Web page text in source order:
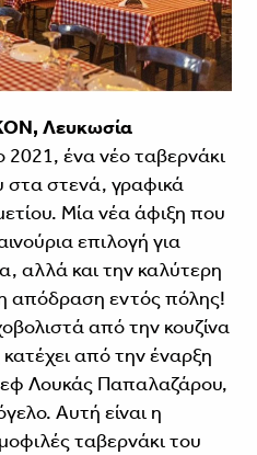
Λευκωσία
2021, ένα νέο ταβερνάκι
στα στενά, γραφικά
Μία νέα άφιξη που
επιλογή για
αλλά και την καλύτερη
απόδραση εντός πόλης!
από την κουζίνα
από την έναρξη
Λουκάς Παπαλαζάρου,
Αυτή είναι η
ταβερνάκι του